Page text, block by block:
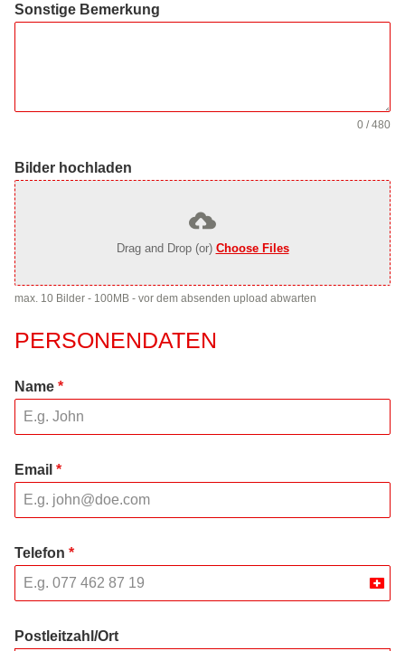
Sonstige Bemerkung
0 / 480
Bilder hochladen
Drag and Drop (or) Choose Files
max. 10 Bilder - 100MB - vor dem absenden upload abwarten
PERSONENDATEN
Name *
Email *
Telefon *
Postleitzahl/Ort